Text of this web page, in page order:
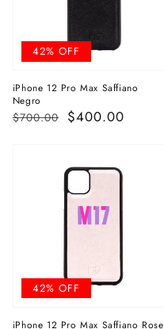
iPhone 12 Pro Max Saffiano
Negro
Precio
$700.00
Precio
$400.00
42% OFF
iPhone 12 Pro Max Saffiano Rose
42% OFF